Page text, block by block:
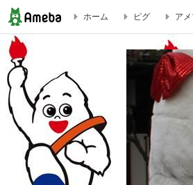
僕の夏休みの前半をまとめてみたじ
ホーム ピグ ア